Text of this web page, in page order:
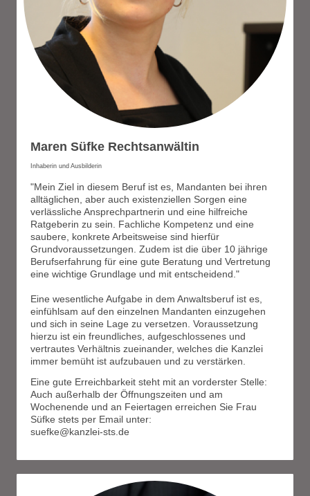
Maren Süfke Rechtsanwältin
Inhaberin und Ausbilderin
"Mein Ziel in diesem Beruf ist es, Mandanten bei ihren
alltäglichen, aber auch existenziellen Sorgen eine
verlässliche Ansprechpartnerin und eine hilfreiche
Ratgeberin zu sein. Fachliche Kompetenz und eine
saubere, konkrete Arbeitsweise sind hierfür
Grundvoraussetzungen. Zudem ist die über 10 jährige
Berufserfahrung für eine gute Beratung und Vertretung
eine wichtige Grundlage und mit entscheidend."
Eine wesentliche Aufgabe in dem Anwaltsberuf ist es,
einfühlsam auf den einzelnen Mandanten einzugehen
und sich in seine Lage zu versetzen. Voraussetzung
hierzu ist ein freundliches, aufgeschlossenes und
vertrautes Verhältnis zueinander, welches die Kanzlei
immer bemüht ist aufzubauen und zu verstärken.
Eine gute Erreichbarkeit steht mit an vorderster Stelle:
Auch außerhalb der Öffnungszeiten und am
Wochenende und an Feiertagen erreichen Sie Frau
Süfke stets per Email unter:
suefke@kanzlei-sts.de